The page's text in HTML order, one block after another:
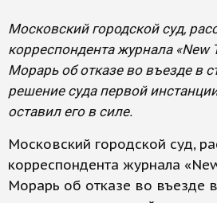
Московский городской суд,
корреспондента журнала «New
Морарь об отказе во въезде в
решение суда первой
оставил его в силе.
Московский городской суд,
корреспондента журнала
Морарь об отказе во въезде